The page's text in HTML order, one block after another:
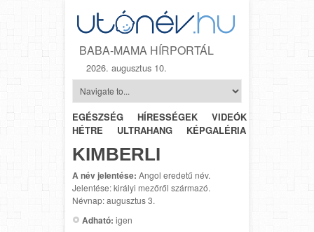
BABA-MAMA HÍRPORTÁL
2026. augusztus 10.
EGÉSZSÉG HÍRESSÉGEK VIDEÓK
HÉTRŐL-
HÉTRE
ULTRAHANG KÉPGALÉRIA
KIMBERLI
A név jelentése: Angol eredetű név.
Jelentése: királyi mezőről származó.
Névnap: augusztus 3.
Adható: igen